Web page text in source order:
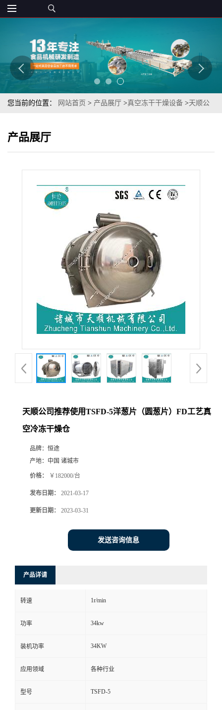
您当前的位置： 网站首页 > 产品展厅 >真空冻干干燥设备 >天顺公
产品展厅
天顺公司推荐使用TSFD-5洋葱片（圆葱片）FD工艺真
空冷冻干燥仓
品牌： 恒途
产地： 中国 诸城市
价格： ￥182000/台
发布日期： 2021-03-17
更新日期： 2023-03-31
发送咨询信息
产品详请
转速 1r/min
功率 34kw
装机功率 34KW
应用领域 各种行业
型号 TSFD-5